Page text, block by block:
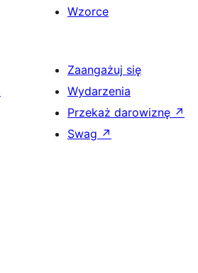
Wzorce
Zaangażuj się
Wydarzenia
Przekaż darowiznę ↗
Swag ↗